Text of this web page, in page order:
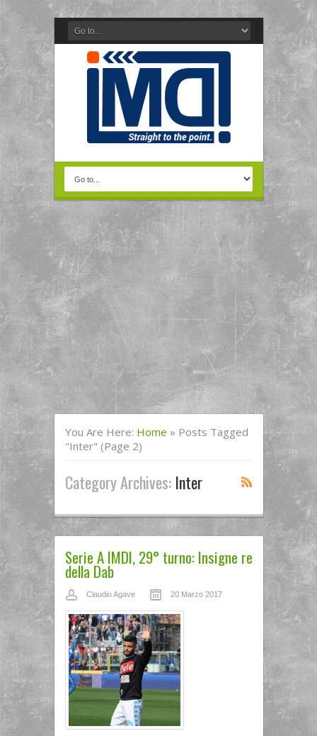
You Are Here: Home » Posts Tagged
"Inter" (Page 2)
Category Archives: Inter
Serie A IMDI, 29° turno: Insigne re
della Dab
Claudio Agave 20 Marzo 2017